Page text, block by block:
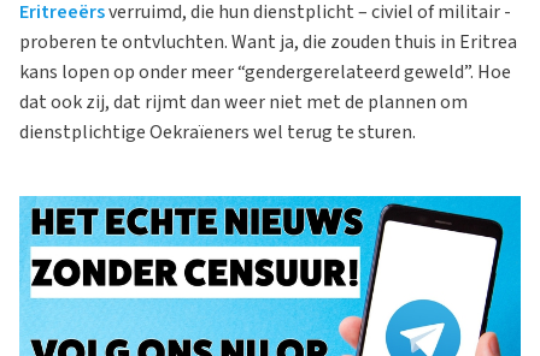
Eritreeërsverruimd, die hun dienstplicht – civiel of militair -
proberen te ontvluchten. Want ja, die zouden thuis in Eritrea
kans lopen op onder meer “gendergerelateerd geweld”. Hoe
dat ook zij, dat rijmt dan weer niet met de plannen om
dienstplichtige Oekraïeners wel terug te sturen.